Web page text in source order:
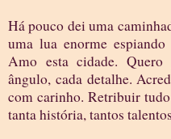
Há pouco dei uma
uma lua enorme
Amo esta cidade. Quero
ângulo, cada detalhe.
com carinho. Retribuir
tanta história, tantos